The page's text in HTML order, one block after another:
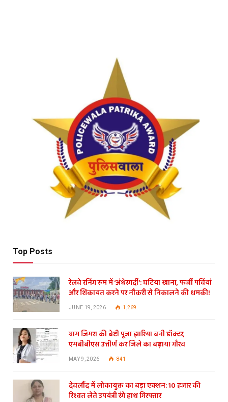
Top Posts
रेलवे रनिंग रूम में ‘अंधेरगर्दी’: घटिया खाना, फर्जी पर्चियां
और शिकायत करने पर नौकरी से निकालने की धमकी!
JUNE 19, 2026 1,269
ग्राम जिमरा की बेटी पूजा झारिया बनी डॉक्टर,
एमबीबीएस उत्तीर्ण कर जिले का बढ़ाया गौरव
MAY 9, 2026 841
देवलौंद में लोकायुक्त का बड़ा एक्शन: 10 हजार की
रिश्वत लेते उपयंत्री रंगे हाथ गिरफ्तार